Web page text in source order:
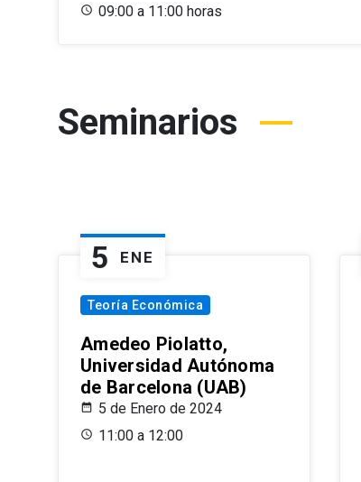
09:00 a 11:00 horas
Seminarios
5 ENE
Teoría Económica
Amedeo Piolatto,
Universidad Autónoma
de Barcelona (UAB)
5 de Enero de 2024
11:00 a 12:00